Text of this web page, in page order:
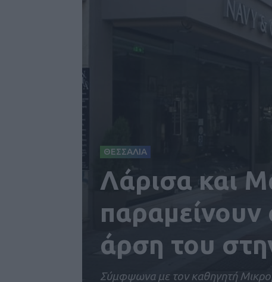
ΘΕΣΣΑΛΙΑ
Λάρισα και
άρση του
Σύμφψωνα με τον καθηγητή